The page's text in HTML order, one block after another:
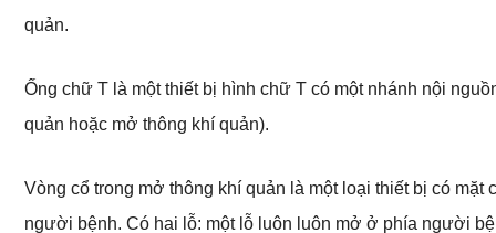
quản.
Ống chữ T là một thiết bị hình chữ T có một nhánh nội
quản hoặc mở thông khí quản).
Vòng cổ trong mở thông khí quản là một loại thiết bị có
người bệnh. Có hai lỗ: một lỗ luôn luôn mở ở phía người